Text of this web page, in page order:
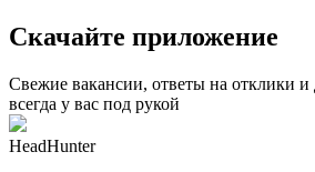
Скачайте приложение
Свежие вакансии, ответы на отклики
всегда у вас под рукой
HeadHunter